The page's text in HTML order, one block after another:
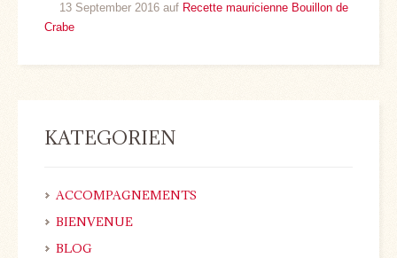
13 September 2016 auf Recette mauricienne Bouillon de
Crabe
KATEGORIEN
ACCOMPAGNEMENTS
BIENVENUE
BLOG